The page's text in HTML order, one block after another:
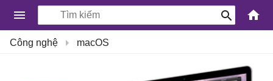
-
Thức
Công nghệ macOS